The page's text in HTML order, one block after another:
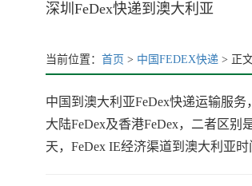
深圳FeDex快递到澳大利亚
当前位置： 首页 > 中国FEDEX快递 > 正
中国到澳大利亚FeDex快递运输服
大陆FeDex及香港FeDex，二者区
天，FeDex IE经济渠道到澳大利亚